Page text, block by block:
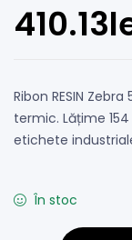
410.13
Ribon RESIN
termic. Lățime
etichete
În stoc